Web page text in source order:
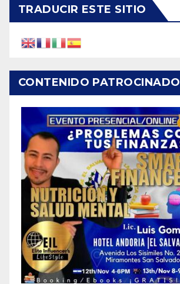
TRADUCIR ESTE SITIO
CONTENIDO PATROCINADO